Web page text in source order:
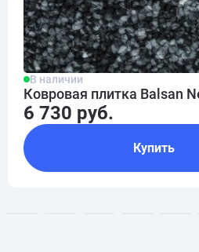
В наличии
Ковровая плитка Balsan
6 730 руб.
Купить